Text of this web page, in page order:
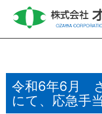
令和6年6月
にて、応急手